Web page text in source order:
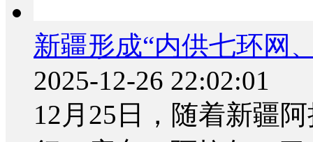
新疆形成“内供七环网
2025-12-26 22:02:01
12月25日，随着新疆